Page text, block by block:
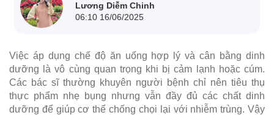
Lương Diễm Chinh
06:10 16/06/2025
Việc áp dụng chế độ ăn uống hợp lý và cân bằng dinh
dưỡng là vô cùng quan trọng khi bị cảm lạnh hoặc cúm.
Các bác sĩ thường khuyên người bệnh chỉ nên tiêu thụ
thực phẩm nhẹ bụng nhưng vẫn đầy đủ các chất dinh
dưỡng để giúp cơ thể chống chọi lại với nhiễm trùng. Vậy